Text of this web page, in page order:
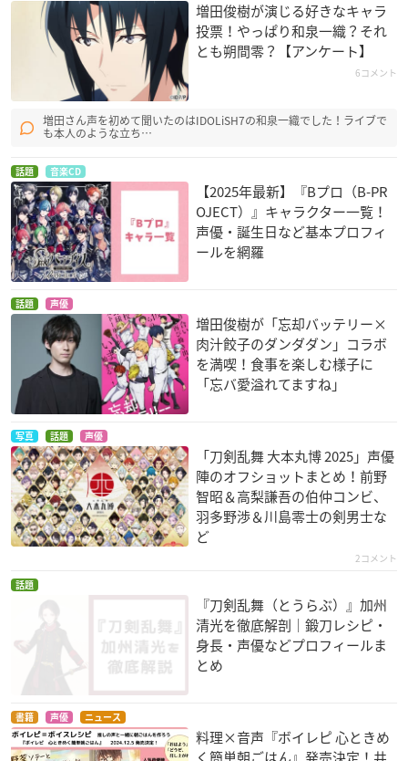
増田俊樹が演じる好きなキャラ
投票！やっぱり和泉一織？それ
とも朔間零？【アンケート】
6コメント
増田さん声を初めて聞いたのはIDOLiSH7の和泉一織でした！ライブで
も本人のような立ち…
話題 音楽CD
【2025年最新】『Bプロ（B-PR
OJECT）』キャラクター一覧！
声優・誕生日など基本プロフィ
ールを網羅
話題 声優
増田俊樹が「忘却バッテリー×
肉汁餃子のダンダダン」コラボ
を満喫！食事を楽しむ様子に
「忘バ愛溢れてますね」
写真 話題 声優
「刀剣乱舞 大本丸博 2025」声優
陣のオフショットまとめ！前野
智昭＆高梨謙吾の伯仲コンビ、
羽多野渉＆川島零士の剣男士な
ど
2コメント
話題
『刀剣乱舞（とうらぶ）』加州
清光を徹底解剖｜鍛刀レシピ・
身長・声優などプロフィールま
とめ
書籍 声優 ニュース
料理×音声『ボイレピ 心ときめ